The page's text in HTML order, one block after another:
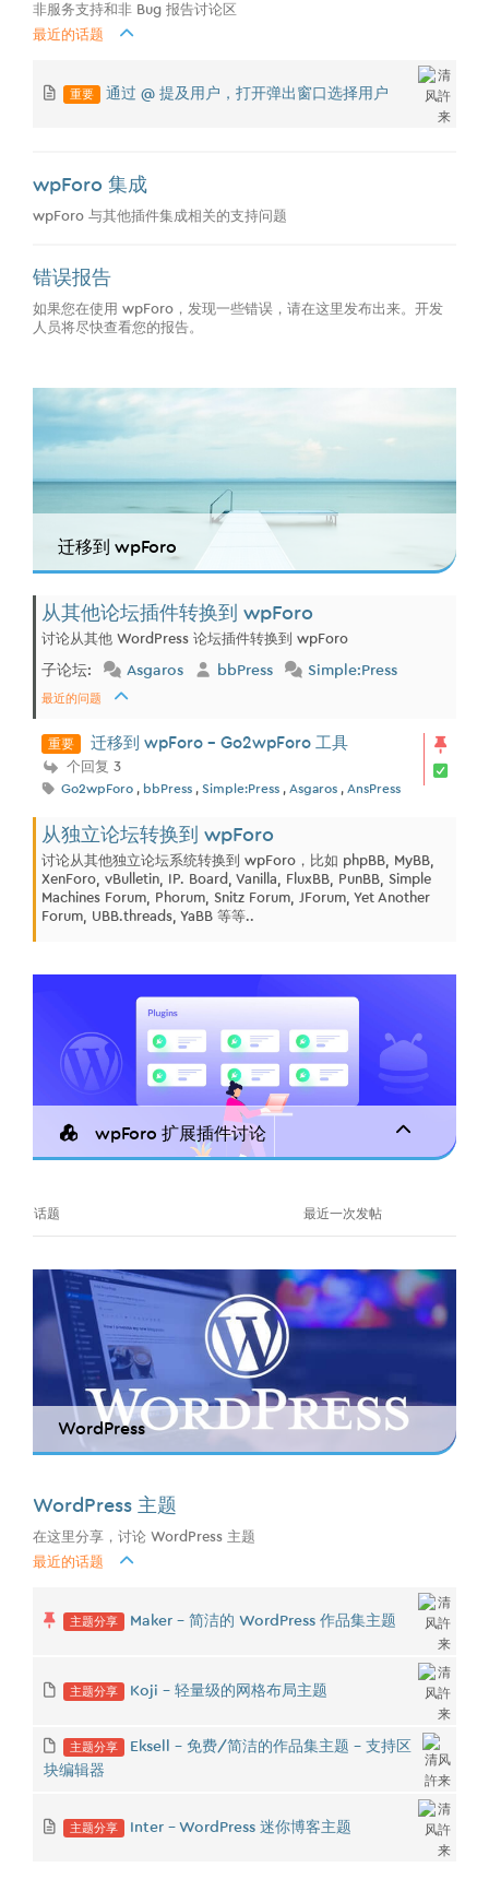
非服务支持和非 Bug 报告讨论区
最近的话题
重要 通过 @ 提及用户，打开弹出窗口选择用户
wpForo 集成
wpForo 与其他插件集成相关的支持问题
错误报告
如果您在使用 wpForo，发现一些错误，请在这里发布出来。开发
人员将尽快查看您的报告。
迁移到 wpForo
从其他论坛插件转换到 wpForo
讨论从其他 WordPress 论坛插件转换到 wpForo
子论坛: Asgaros bbPress Simple:Press
最近的问题
重要 迁移到 wpForo - Go2wpForo 工具
个回复 3
Go2wpForo , bbPress , Simple:Press , Asgaros , AnsPress
从独立论坛转换到 wpForo
讨论从其他独立论坛系统转换到 wpForo，比如 phpBB, MyBB,
XenForo, vBulletin, IP. Board, Vanilla, FluxBB, PunBB, Simple
Machines Forum, Phorum, Snitz Forum, JForum, Yet Another
Forum, UBB.threads, YaBB 等等..
wpForo 扩展插件讨论
话题 最近一次发帖
WordPress
WordPress 主题
在这里分享，讨论 WordPress 主题
最近的话题
主题分享 Maker - 简洁的 WordPress 作品集主题
主题分享 Koji - 轻量级的网格布局主题
主题分享
Eksell - 免费/简洁的作品集主题 - 支持区
块编辑器
主题分享 Inter - WordPress 迷你博客主题